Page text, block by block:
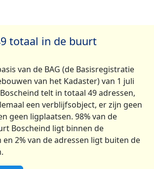
totaal in de buurt
van de BAG (de Basisregistratie
van het Kadaster) van 1 juli
telt in totaal 49 adressen,
een verblijfsobject, er zijn geen
geen ligplaatsen. 98% van de
Boscheind ligt binnen de
2% van de adressen ligt buiten de